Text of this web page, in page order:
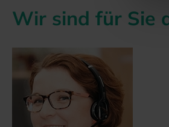
Wir sind für Sie